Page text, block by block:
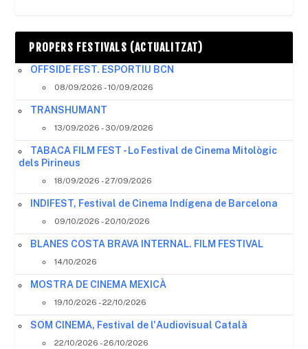
PROPERS FESTIVALS (ACTUALITZAT)
OFFSIDE FEST. ESPORTIU BCN
08/09/2026 - 10/09/2026
TRANSHUMANT
13/09/2026 - 30/09/2026
TABACA FILM FEST - Lo Festival de Cinema Mitològic
dels Pirineus
18/09/2026 - 27/09/2026
INDIFEST, Festival de Cinema Indígena de Barcelona
09/10/2026 - 20/10/2026
BLANES COSTA BRAVA INTERNAL. FILM FESTIVAL
14/10/2026
MOSTRA DE CINEMA MEXICÀ
19/10/2026 - 22/10/2026
SOM CINEMA, Festival de l'Audiovisual Català
22/10/2026 - 26/10/2026